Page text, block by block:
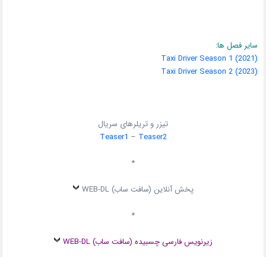
سایر فصل ها:
Taxi Driver Season 1 (2021)
Taxi Driver Season 2 (2023)
تیزر و تریلرهای سریال
Teaser1 – Teaser2
*
پخش آنلاین (سافت ساب) WEB-DL
*
زیرنویس فارسی چسبیده (سافت ساب) WEB-DL